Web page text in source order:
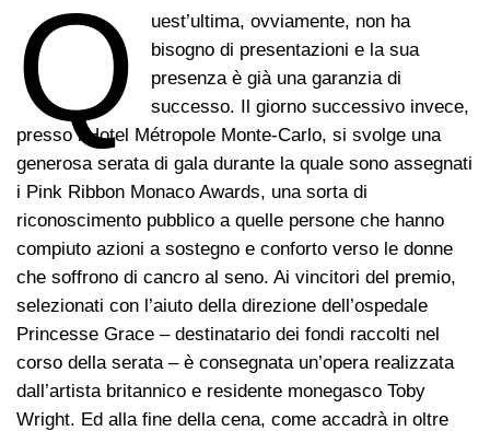
Q
uest’ultima, ovviamente, non ha
bisogno di presentazioni e la sua
presenza è già una garanzia di
successo. Il giorno successivo invece,
presso l’Hotel Métropole Monte-Carlo, si svolge una
generosa serata di gala durante la quale sono assegnati
i Pink Ribbon Monaco Awards, una sorta di
riconoscimento pubblico a quelle persone che hanno
compiuto azioni a sostegno e conforto verso le donne
che soffrono di cancro al seno. Ai vincitori del premio,
selezionati con l’aiuto della direzione dell’ospedale
Princesse Grace – destinatario dei fondi raccolti nel
corso della serata – è consegnata un’opera realizzata
dall’artista britannico e residente monegasco Toby
Wright. Ed alla fine della cena, come accadrà in oltre